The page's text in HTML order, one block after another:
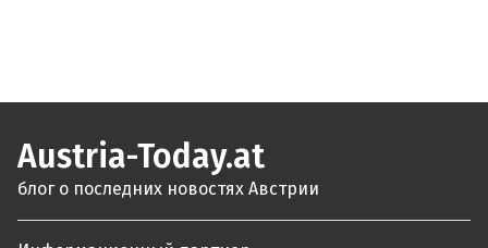
Austria-Today.at
блог о последних новостях Австрии